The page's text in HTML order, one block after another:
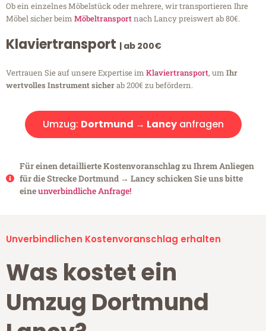
Ob ein einzelnes Möbelstück oder mehrere, wir transportieren Ihre
Möbel sicher beim Möbeltransportnach Lancy preiswert ab 80€.
Klaviertransport | ab 200€
Vertrauen Sie auf unsere Expertise im Klaviertransport, um Ihr
wertvolles Instrument sicherab 200€ zu befördern.
Umzug: Dortmund → Lancyanfragen
Für einen detaillierte Kostenvoranschlag zu Ihrem Anliegen
für die Strecke Dortmund → Lancy schicken Sie uns bitte
eineunverbindliche Anfrage!
Unverbindlichen Kostenvoranschlag erhalten
Was kostet ein
Umzug Dortmund